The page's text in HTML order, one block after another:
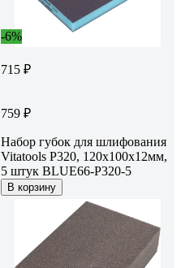
-6%
715 ₽
759 ₽
Набор губок для шлифования
Vitatools P320, 120x100x12мм,
5 штук BLUE66-P320-5
В корзину